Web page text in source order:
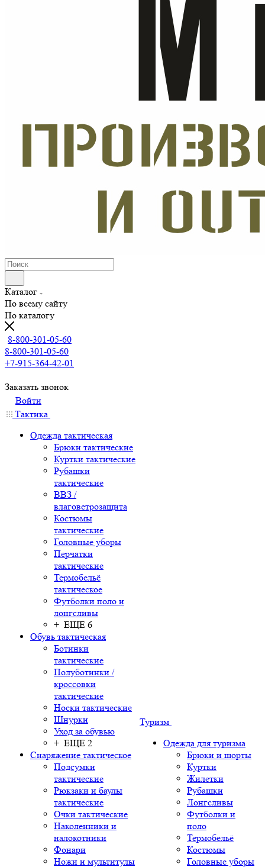
Каталог
По всему сайту
По каталогу
8-800-301-05-60
8-800-301-05-60
+7-915-364-42-01
Заказать звонок
Войти
Тактика
Одежда тактическая
Брюки тактические
Куртки тактические
Рубашки
тактические
ВВЗ /
влаговетрозащита
Костюмы
тактические
Головные уборы
Перчатки
тактические
Термобельё
тактическое
Футболки поло и
лонгсливы
+ ЕЩЕ 6
Обувь тактическая
Ботинки
тактические
Полуботинки /
кроссовки
тактические
Носки тактические
Шнурки
Уход за обувью
+ ЕЩЕ 2
Снаряжение тактическое
Подсумки
тактические
Рюкзаки и баулы
тактические
Очки тактические
Наколенники и
налокотники
Фонари
Ножи и мультитулы
Туризм
Одежда для туризма
Брюки и шорты
Куртки
Жилетки
Рубашки
Лонгсливы
Футболки и
поло
Термобельё
Костюмы
Головные уборы